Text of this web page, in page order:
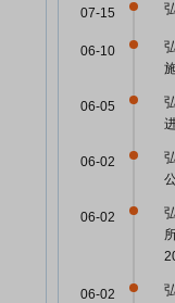
07-15
06-10
06-05
06-02
06-02
06-02